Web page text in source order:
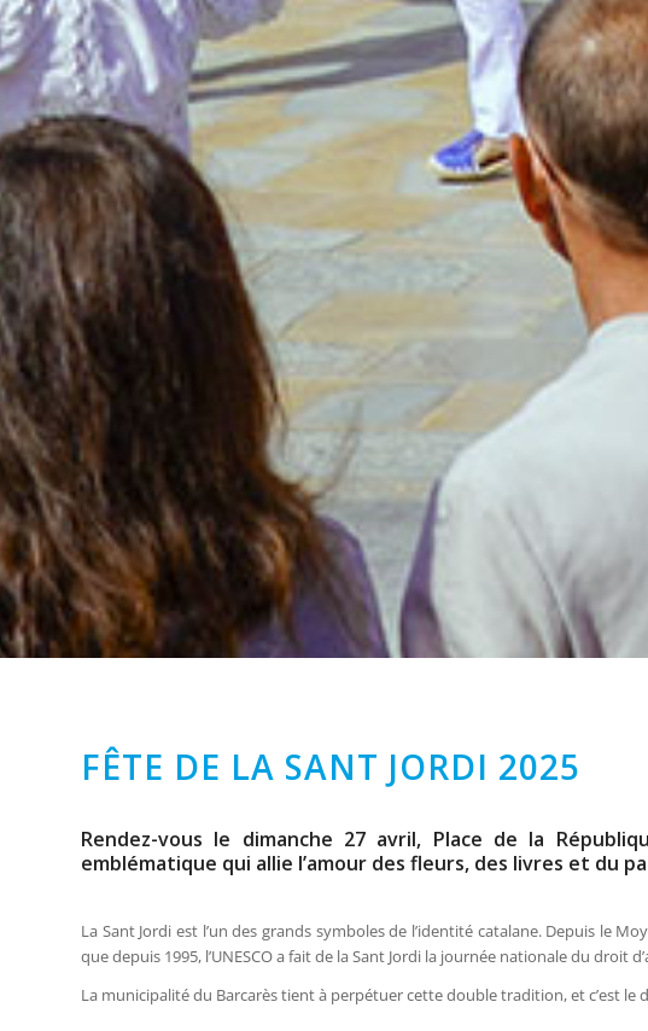
FÊTE DE LA SANT JORDI 2025
Rendez-vous le dimanche 27 avril, Place de la
emblématique qui allie l’amour des fleurs, des livres et du
La Sant Jordi est l’un des grands symboles de l’identité catalane. Depuis le
que depuis 1995, l’UNESCO a fait de la Sant Jordi la journée nationale du droit
La municipalité du Barcarès tient à perpétuer cette double tradition, et c’est le